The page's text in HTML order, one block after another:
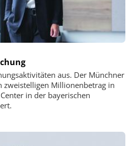
aus. Der Münchner
zweistelligen Millionenbetrag in
in der bayerischen